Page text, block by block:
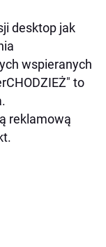
desktop jak
wspieranych
to
reklamową